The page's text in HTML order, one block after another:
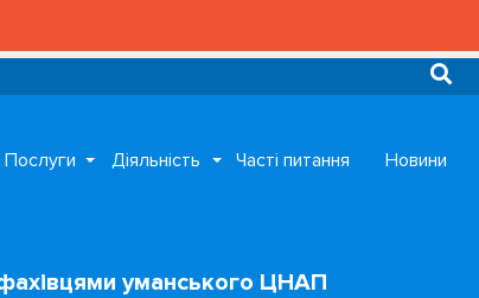
Послуги Діяльність Часті питання Новини
фахівцями уманського ЦНАП